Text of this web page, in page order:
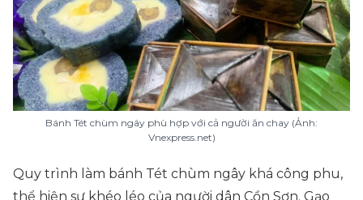
Bánh Tét chùm ngây phù hợp với cả người ăn chay (Ảnh:
Vnexpress.net)
Quy trình làm bánh Tét chùm ngây khá công phu,
thể hiện sự khéo léo của người dân Cồn Sơn. Gạo